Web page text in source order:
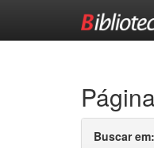
Buscar em: